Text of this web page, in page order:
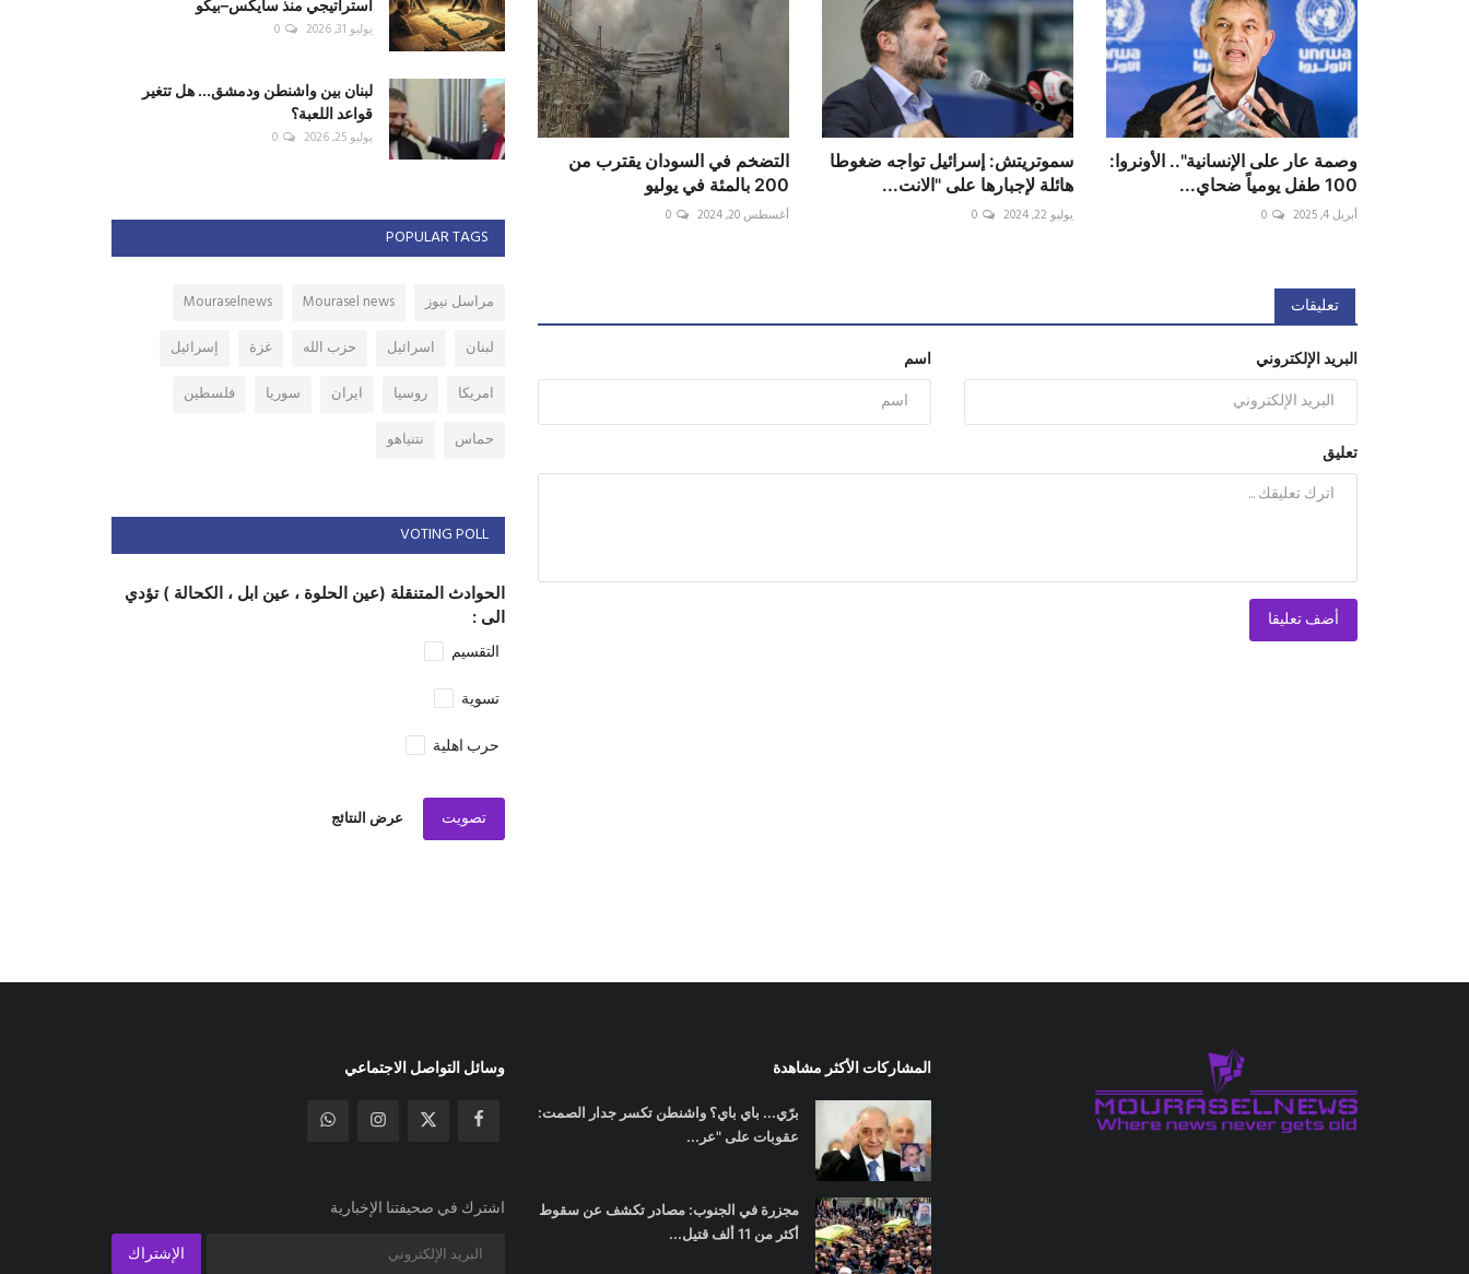
وصمة عار على الإنسانية".. الأونروا:
100 طفل يومياً ضحاي...
أبريل 4, 2025 0
سموتريتش: إسرائيل تواجه ضغوطا
هائلة لإجبارها على "الانت...
يوليو 22, 2024 0
التضخم في السودان يقترب من
200 بالمئة في يوليو
أغسطس 20, 2024 0
تعليقات
اسم البريد الإلكتروني
تعليق
أضف تعليقا
استراتيجي منذ سايكس–بيكو
يوليو 31, 2026 0
لبنان بين واشنطن ودمشق... هل تتغير
قواعد اللعبة؟
يوليو 25, 2026 0
POPULAR TAGS
مراسل نيوز Mourasel news
Mouraselnews
لبنان
اسرائيل حزب الله غزة
إسرائيل
امريكا
روسيا ايران سوريا
فلسطين
حماس
نتنياهو
VOTING POLL
الحوادث المتنقلة (عين الحلوة ، عين ابل ، الكحالة ) تؤدي
الى :
التقسيم
تسوية
حرب اهلية
تصويت عرض النتائج
المشاركات الأكثر مشاهدة
برّي... باي باي؟ واشنطن تكسر جدار الصمت:
عقوبات على "عر...
مجزرة في الجنوب: مصادر تكشف عن سقوط
أكثر من 11 ألف قتيل...
وسائل التواصل الاجتماعي
اشترك في صحيفتنا الإخبارية
الإشتراك